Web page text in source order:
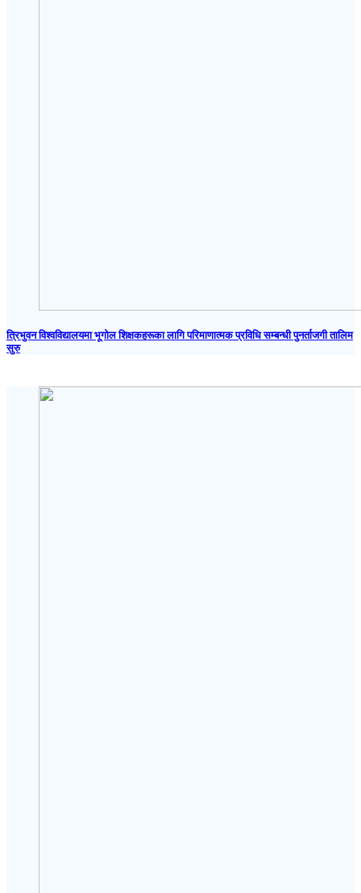
त्रिभुवन विश्वविद्यालयमा भूगोल शिक्षकहरूका लागि परिमाणात्मक प्रविधि सम्बन्धी पुनर्ताजगी तालिम
सुरु